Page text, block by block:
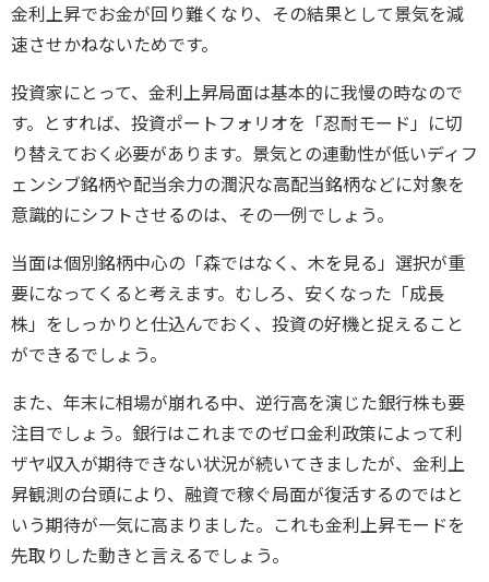
金利上昇でお金が回り難くなり、その結果として景気を減
速させかねないためです。
投資家にとって、金利上昇局面は基本的に我慢の時なので
す。とすれば、投資ポートフォリオを「忍耐モード」に切
り替えておく必要があります。景気との連動性が低いディフ
ェンシブ銘柄や配当余力の潤沢な高配当銘柄などに対象を
意識的にシフトさせるのは、その一例でしょう。
当面は個別銘柄中心の「森ではなく、木を見る」選択が重
要になってくると考えます。むしろ、安くなった「成長
株」をしっかりと仕込んでおく、投資の好機と捉えること
ができるでしょう。
また、年末に相場が崩れる中、逆行高を演じた銀行株も要
注目でしょう。銀行はこれまでのゼロ金利政策によって利
ザヤ収入が期待できない状況が続いてきましたが、金利上
昇観測の台頭により、融資で稼ぐ局面が復活するのではと
いう期待が一気に高まりました。これも金利上昇モードを
先取りした動きと言えるでしょう。